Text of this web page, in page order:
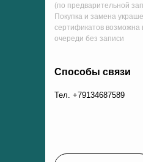
Способы связи
Тел. +79134687589
(по предварительной
Покупка и замена
сертификатов возможна
очереди без записи